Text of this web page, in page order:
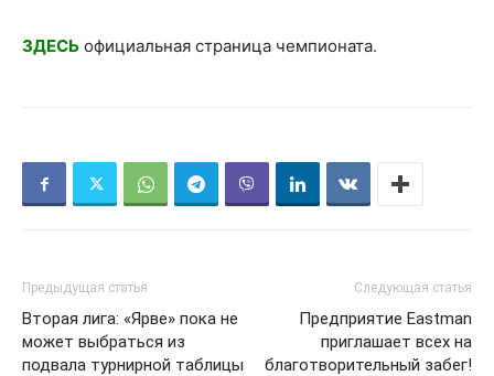
ЗДЕСЬ официальная страница чемпионата.
Предыдущая статья
Вторая лига: «Ярве» пока не
может выбраться из
подвала турнирной таблицы
Следующая статья
Предприятие Eastman
приглашает всех на
благотворительный забег!